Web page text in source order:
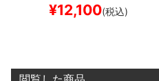
スケートボード スケボ
¥12,100(税込)